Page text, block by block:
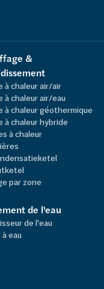
&
à chaleur air/air
à chaleur air/eau
à chaleur géothermique
à chaleur hybride
à chaleur
par zone
de l'eau
de l'eau
eau